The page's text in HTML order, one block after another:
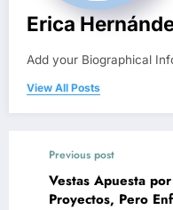
Erica
Add your Biographical
View All Posts
Previous post
Vestas Apuesta
Proyectos, Pero